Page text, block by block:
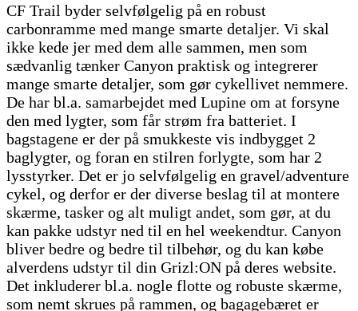
CF Trail byder selvfølgelig på en robust
carbonramme med mange smarte detaljer. Vi skal
ikke kede jer med dem alle sammen, men som
sædvanlig tænker Canyon praktisk og integrerer
mange smarte detaljer, som gør cykellivet nemmere.
De har bl.a. samarbejdet med Lupine om at forsyne
den med lygter, som får strøm fra batteriet. I
bagstagene er der på smukkeste vis indbygget 2
baglygter, og foran en stilren forlygte, som har 2
lysstyrker. Det er jo selvfølgelig en gravel/adventure
cykel, og derfor er der diverse beslag til at montere
skærme, tasker og alt muligt andet, som gør, at du
kan pakke udstyr ned til en hel weekendtur. Canyon
bliver bedre og bedre til tilbehør, og du kan købe
alverdens udstyr til din Grizl:ON på deres website.
Det inkluderer bl.a. nogle flotte og robuste skærme,
som nemt skrues på rammen, og bagagebæret er